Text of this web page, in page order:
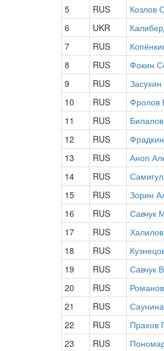
5
RUS Козлов
6
UKR
7
RUS
8
RUS Фокин
9
RUS
10
RUS Фролов
11
RUS
12
RUS
13
RUS Аноп
14
RUS
15
RUS Зорин
16
RUS Савчук
17
RUS
18
RUS
19
RUS Савчук
20
RUS
21
RUS
22
RUS Прахов
23
RUS